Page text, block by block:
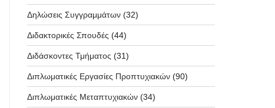
Δηλώσεις Συγγραμμάτων(32)
Διδακτορικές Σπουδές (44)
Διδάσκοντες Τμήματος (31)
Διπλωματικές Εργασίες Προπτυχιακών(90)
Διπλωματικές Μεταπτυχιακών(34)